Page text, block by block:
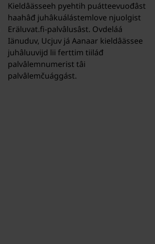
Kieldâässeeh pyehtih puátteevuođâst
haahâđ juhâkuálástemlove njuolgist
Eräluvat.fi-palvâlusâst. Ovdeláá
Iänuduv, Ucjuv já Aanaar kieldâässee
juhâluuvijd lii ferttim tiiláđ
palvâlemnumerist tâi
palvâlemčuággást.